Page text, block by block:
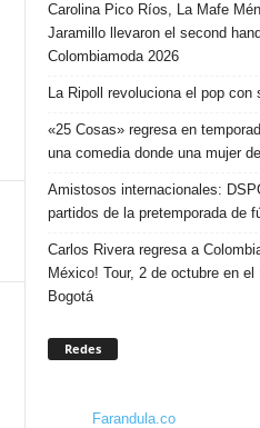
Carolina Pico Ríos, La Mafe
Jaramillo llevaron el second
Colombiamoda 2026
La Ripoll revoluciona el pop con
«25 Cosas» regresa en
una comedia donde una mujer
Amistosos internacionales:
partidos de la pretemporada de
Carlos Rivera regresa a
México! Tour, 2 de octubre en
Bogotá
Redes
Farandula.co